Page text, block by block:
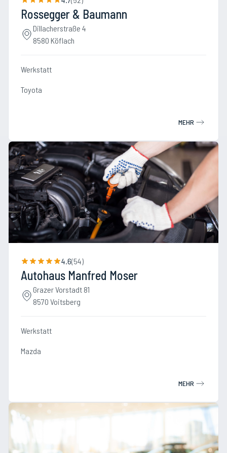
Rossegger & Baumann
Dillacherstraße 4
8580 Köflach
Werkstatt
Toyota
MEHR
4.6(54)
Autohaus Manfred Moser
Grazer Vorstadt 81
8570 Voitsberg
Werkstatt
Mazda
MEHR